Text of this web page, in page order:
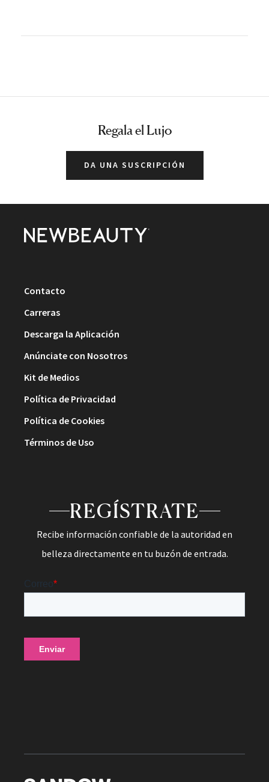
Regala el Lujo
DA UNA SUSCRIPCIÓN
Contacto
Carreras
Descarga la Aplicación
Anúnciate con Nosotros
Kit de Medios
Política de Privacidad
Política de Cookies
Términos de Uso
REGÍSTRATE
Recibe información confiable de la autoridad en
belleza directamente en tu buzón de entrada.